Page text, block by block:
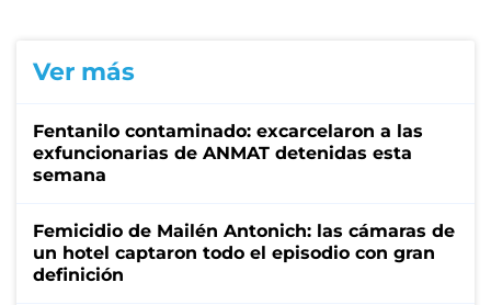
Ver más
Fentanilo contaminado: excarcelaron a las
exfuncionarias de ANMAT detenidas esta
semana
Femicidio de Mailén Antonich: las cámaras de
un hotel captaron todo el episodio con gran
definición